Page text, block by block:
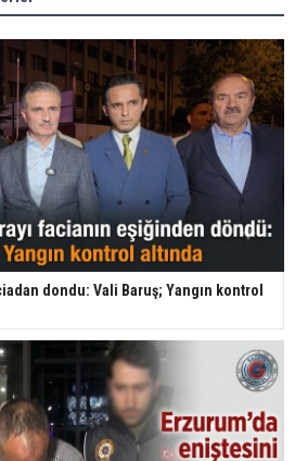
dondu: Vali Baruş; Yangın kontrol